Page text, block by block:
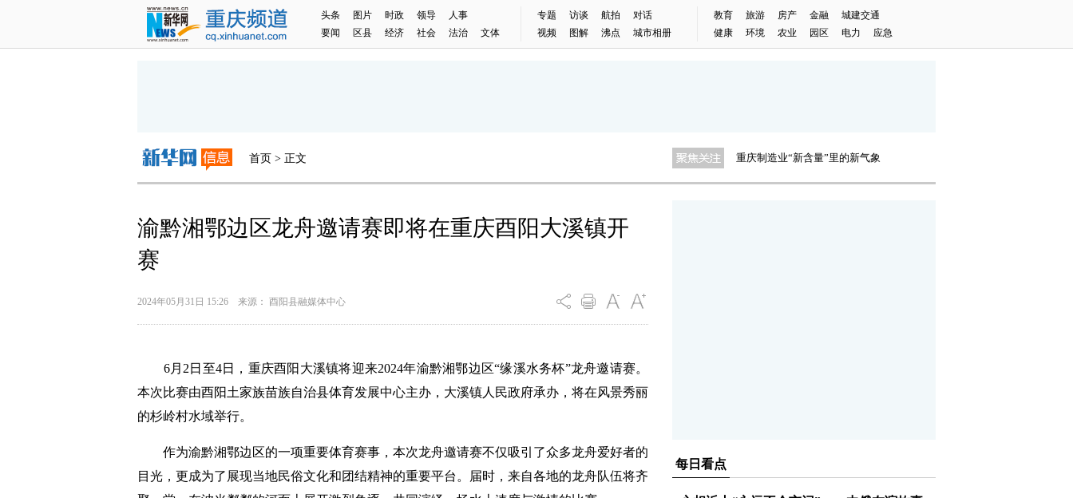
头条 图片 时政 领导
人事
要闻
区县 经济 社会 法治 文体
专题 访谈 航拍
对话
视频
图解 沸点 城市相册
教育 旅游 房产 金融
城建交通
健康
环境 农业 园区 电力 应急
首页 > 正文
重庆制造业“新含量”里的新气象
渝黔湘鄂边区龙舟邀请赛即将在重庆酉阳大溪镇开
赛
2024年05月31日 15:26 来源： 酉阳县融媒体中心
6月2日至4日，重庆酉阳大溪镇将迎来2024年渝黔湘鄂边区“缘溪水务杯”龙舟邀请赛。
本次比赛由酉阳土家族苗族自治县体育发展中心主办，大溪镇人民政府承办，将在风景秀丽
的杉岭村水域举行。
作为渝黔湘鄂边区的一项重要体育赛事，本次龙舟邀请赛不仅吸引了众多龙舟爱好者的
目光，更成为了展现当地民俗文化和团结精神的重要平台。届时，来自各地的龙舟队伍将齐